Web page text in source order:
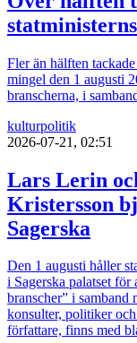
Fler än hälften
mingel den 1 augusti
branscherna, i
kulturpolitik
2026-07-21, 02:51
Lars Lerin
Kristersson
Sagerska
Den 1 augusti håller
i Sagerska palatset
branscher” i samband
konsulter, politiker
författare, finns med